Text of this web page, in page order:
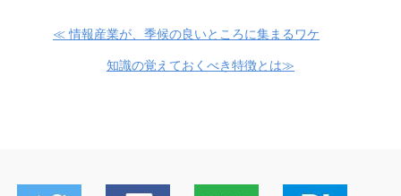
≪ 情報産業が、季候の良いところに集まるワケ
知識の覚えておくべき特徴とは≫